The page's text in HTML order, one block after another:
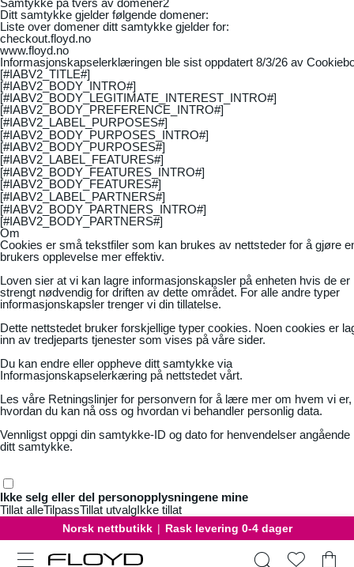
Ditt samtykke gjelder følgende domener:
Liste over domener ditt samtykke gjelder for:
checkout.floyd.no
www.floyd.no
Informasjonskapselerklæringen ble sist oppdatert 8/3/26 av
[#IABV2_TITLE#]
[#IABV2_BODY_INTRO#]
[#IABV2_BODY_LEGITIMATE_INTEREST_INTRO#]
[#IABV2_BODY_PREFERENCE_INTRO#]
[#IABV2_LABEL_PURPOSES#]
[#IABV2_BODY_PURPOSES_INTRO#]
[#IABV2_BODY_PURPOSES#]
[#IABV2_LABEL_FEATURES#]
[#IABV2_BODY_FEATURES_INTRO#]
[#IABV2_BODY_FEATURES#]
[#IABV2_LABEL_PARTNERS#]
[#IABV2_BODY_PARTNERS_INTRO#]
[#IABV2_BODY_PARTNERS#]
Om
Cookies er små tekstfiler som kan brukes av nettsteder for å gjøre
brukers opplevelse mer effektiv.
Loven sier at vi kan lagre informasjonskapsler på enheten hvis de er
strengt nødvendig for driften av dette området. For alle andre typer
informasjonskapsler trenger vi din tillatelse.
Dette nettstedet bruker forskjellige typer cookies. Noen cookies er
inn av tredjeparts tjenester som vises på våre sider.
Du kan endre eller oppheve ditt samtykke via
Informasjonskapselerkæring på nettstedet vårt.
Les våre Retningslinjer for personvern for å lære mer om hvem vi er,
hvordan du kan nå oss og hvordan vi behandler personlig data.
Vennligst oppgi din samtykke-ID og dato for henvendelser angående
ditt samtykke.
Ikke selg eller del personopplysningene mine
Tillat alleTilpassTillat utvalgIkke tillat
Norsk nettbutikk | Rask levering 0-4 dager